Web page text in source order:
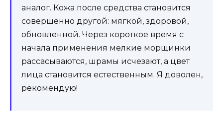
аналог. Кожа после средства становится
совершенно другой: мягкой, здоровой,
обновленной. Через короткое время с
начала применения мелкие морщинки
рассасываются, шрамы исчезают, а цвет
лица становится естественным. Я доволен,
рекомендую!